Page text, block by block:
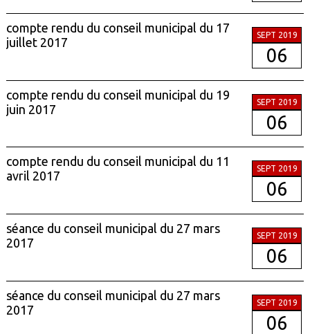
compte rendu du conseil municipal du 17
juillet 2017
SEPT 2019
06
compte rendu du conseil municipal du 19
juin 2017
SEPT 2019
06
compte rendu du conseil municipal du 11
avril 2017
SEPT 2019
06
séance du conseil municipal du 27 mars
2017
SEPT 2019
06
séance du conseil municipal du 27 mars
2017
SEPT 2019
06